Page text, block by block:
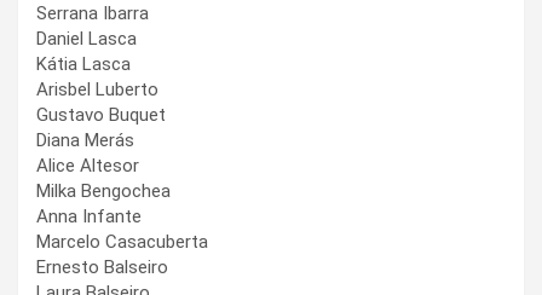
Serrana Ibarra
Daniel Lasca
Kátia Lasca
Arisbel Luberto
Gustavo Buquet
Diana Merás
Alice Altesor
Milka Bengochea
Anna Infante
Marcelo Casacuberta
Ernesto Balseiro